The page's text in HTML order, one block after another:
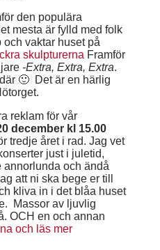
den populära
mesta är fylld med folk
vaktar huset på
skulpturerna Framför
-Extra, Extra, Extra.
🙂 Det är en härlig
reklam för vår
december kl 15.00
tredje året i rad. Jag vet
just i juletid,
och ändå
att ni ska bege er till
kliva in i det blåa huset
Massor av ljuvlig
OCH en och annan
och läs mer